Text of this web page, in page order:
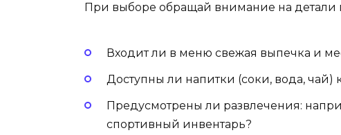
При выборе обращай внимание на детали
Входит ли в меню свежая выпечка и
Доступны ли напитки (соки, вода, чай)
Предусмотрены ли развлечения:
спортивный инвентарь?